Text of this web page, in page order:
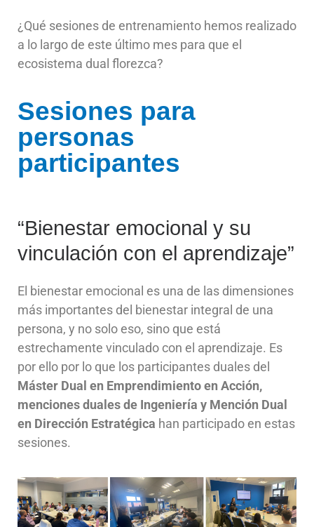
¿Qué sesiones de entrenamiento hemos realizado
a lo largo de este último mes para que el
ecosistema dual florezca?
Sesiones para
personas
participantes
“Bienestar emocional y su
vinculación con el aprendizaje”
El bienestar emocional es una de las dimensiones
más importantes del bienestar integral de una
persona, y no solo eso, sino que está
estrechamente vinculado con el aprendizaje. Es
por ello por lo que los participantes duales del
Máster Dual en Emprendimiento en Acción,
menciones duales de Ingeniería y Mención Dual
en Dirección Estratégica han participado en estas
sesiones.